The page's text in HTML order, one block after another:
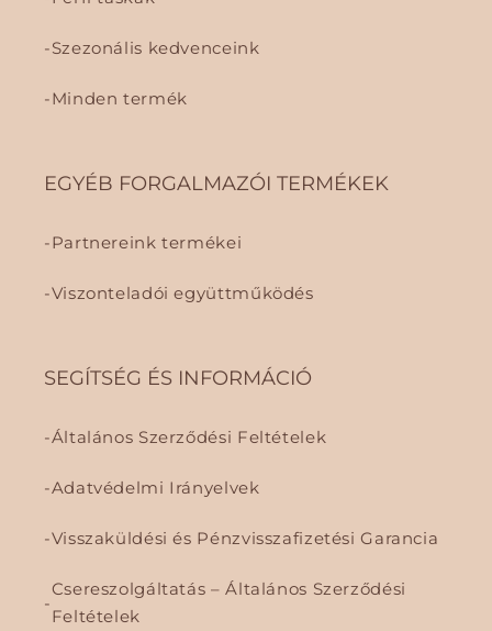
Szezonális kedvenceink
Minden termék
EGYÉB FORGALMAZÓI TERMÉKEK
Partnereink termékei
Viszonteladói együttműködés
SEGÍTSÉG ÉS INFORMÁCIÓ
Általános Szerződési Feltételek
Adatvédelmi Irányelvek
Visszaküldési és Pénzvisszafizetési Garancia
Csereszolgáltatás – Általános Szerződési
Feltételek